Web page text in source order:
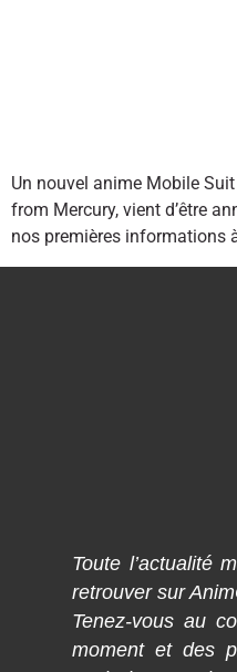
Un nouvel anime Mobile
from Mercury, vient d’être
nos premières informations
Toute l’actualité
retrouver sur
Tenez-vous au
moment et des